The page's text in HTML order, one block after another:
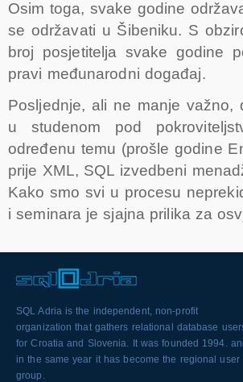
Osim toga, svake godine
se održavati u Šibeniku. S
broj posjetitelja svake godine
pravi međunarodni događaj.
Posljednje, ali ne manje
u studenom pod
određenu temu (prošle godine
prije XML, SQL izvedbeni
Kako smo svi u procesu
i seminara je sjajna prilika za
SQL Adria is the independent, non-profit
organization that gathers relational database
for Croatia and Slovenia. It was founded 1994.
in the same year it has become the regional user
group.